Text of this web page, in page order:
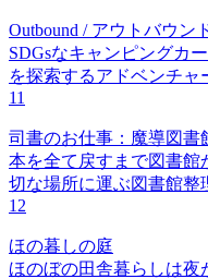
Outbound / アウトバウン
SDGsなキャンピングカ
を探索するアドベンチャ
11
司書のお仕事：魔導図書
本を全て戻すまで図書館
切な場所に運ぶ図書館整
12
ほの暮しの庭
ほのぼの田舎暮らしは夜